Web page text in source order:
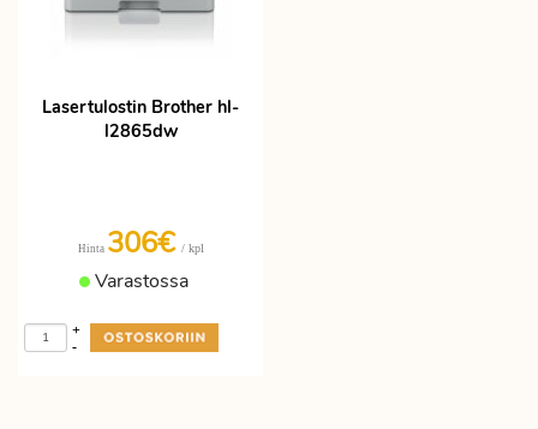
Lasertulostin Brother hl-
l2865dw
Hinta 306€ / kpl
Varastossa
-
+